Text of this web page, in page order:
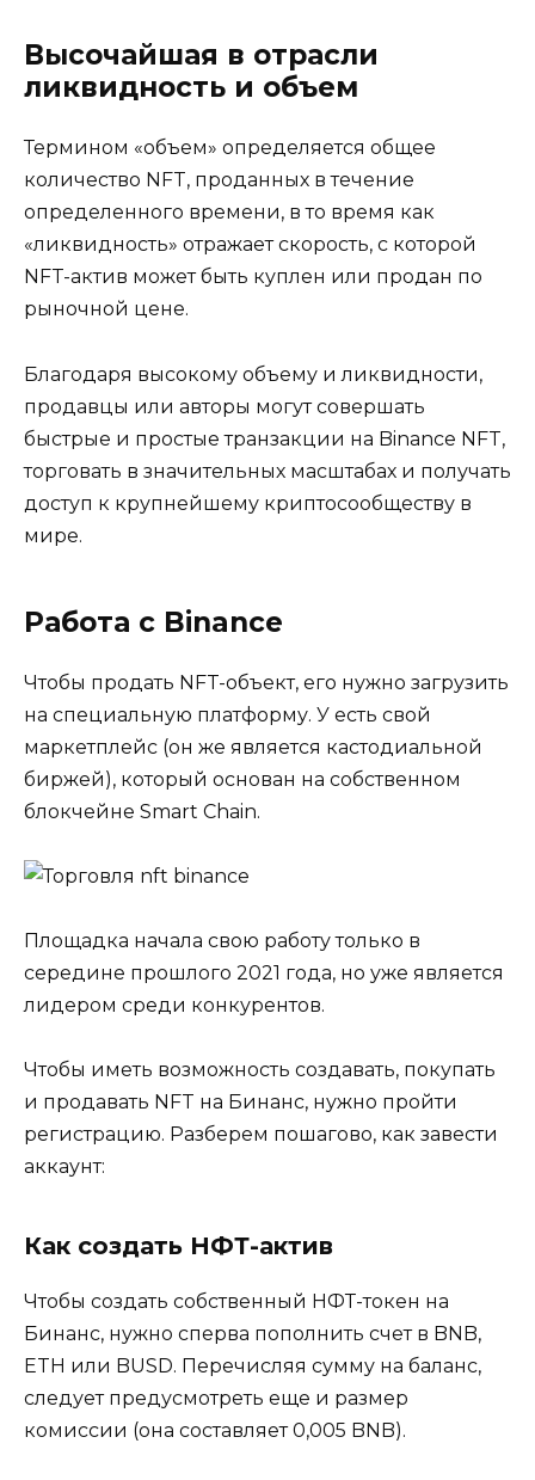
Высочайшая в отрасли
ликвидность и объем
Термином «объем» определяется общее
количество NFT, проданных в течение
определенного времени, в то время как
«ликвидность» отражает скорость, с которой
NFT-актив может быть куплен или продан по
рыночной цене.
Благодаря высокому объему и ликвидности,
продавцы или авторы могут совершать
быстрые и простые транзакции на Binance NFT,
торговать в значительных масштабах и получать
доступ к крупнейшему криптосообществу в
мире.
Работа с Binance
Чтобы продать NFT-объект, его нужно загрузить
на специальную платформу. У есть свой
маркетплейс (он же является кастодиальной
биржей), который основан на собственном
блокчейне Smart Chain.
Площадка начала свою работу только в
середине прошлого 2021 года, но уже является
лидером среди конкурентов.
Чтобы иметь возможность создавать, покупать
и продавать NFT на Бинанс, нужно пройти
регистрацию. Разберем пошагово, как завести
аккаунт:
Как создать НФТ-актив
Чтобы создать собственный НФТ-токен на
Бинанс, нужно сперва пополнить счет в BNB,
ETH или BUSD. Перечисляя сумму на баланс,
следует предусмотреть еще и размер
комиссии (она составляет 0,005 BNB).